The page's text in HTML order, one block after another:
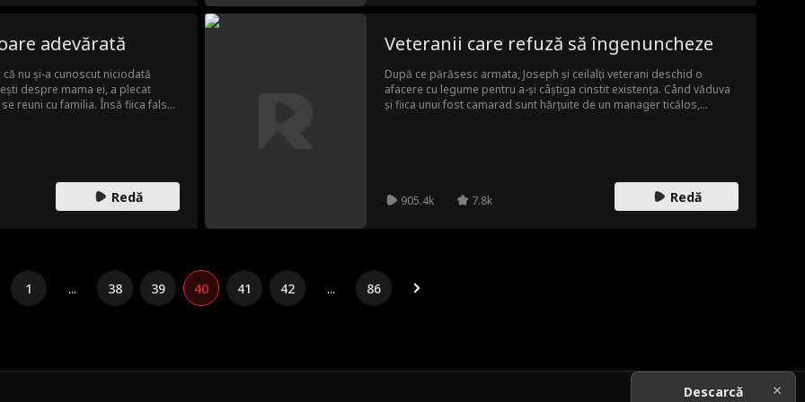
adevărată
nu și-a cunoscut niciodată
despre mama ei, a plecat
reuni cu familia. Însă fiica falsă,
dezamăgită. Apoi a apărut soțul
Redă
Veteranii care refuză să îngenuncheze
După ce părăsesc armata, Joseph și ceilalți veterani deschid o
afacere cu legume pentru a-și câștiga cinstit existența. Când văduva
și fiica unui fost camarad sunt hărțuite de un manager ticălos,
905.4k 7.8k Redă
1 ... 38 39 40 41 42 ... 86
Descarcă